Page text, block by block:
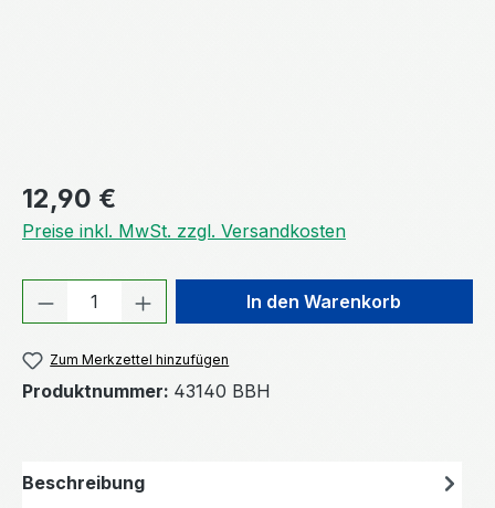
Regulärer Preis:
12,90 €
Preise inkl. MwSt. zzgl. Versandkosten
Produkt Anzahl: Gib denIn den Warenkorb
Zum Merkzettel hinzufügen
Produktnummer: 43140 BBH
Beschreibung